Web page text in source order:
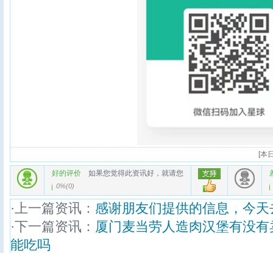
[本
好的评价 如果您觉得此资讯好，就请您
0%(0)
·上一篇资讯： 感谢朋友们提供的信息，今
·下一篇资讯： 厦门麦当劳人造肉汉堡有没
能吃吗